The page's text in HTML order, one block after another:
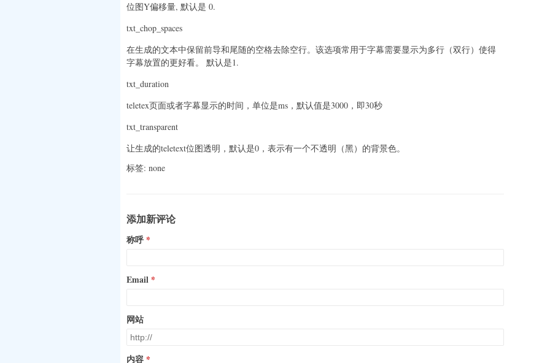
位图Y偏移量, 默认是 0.
txt_chop_spaces
在生成的文本中保留前导和尾随的空格去除空行。该选项常用于字幕需要显示为多行（双行）使得
字幕放置的更好看。 默认是1.
txt_duration
teletex页面或者字幕显示的时间，单位是ms，默认值是3000，即30秒
txt_transparent
让生成的teletext位图透明，默认是0，表示有一个不透明（黑）的背景色。
标签: none
添加新评论
称呼
Email
网站
内容